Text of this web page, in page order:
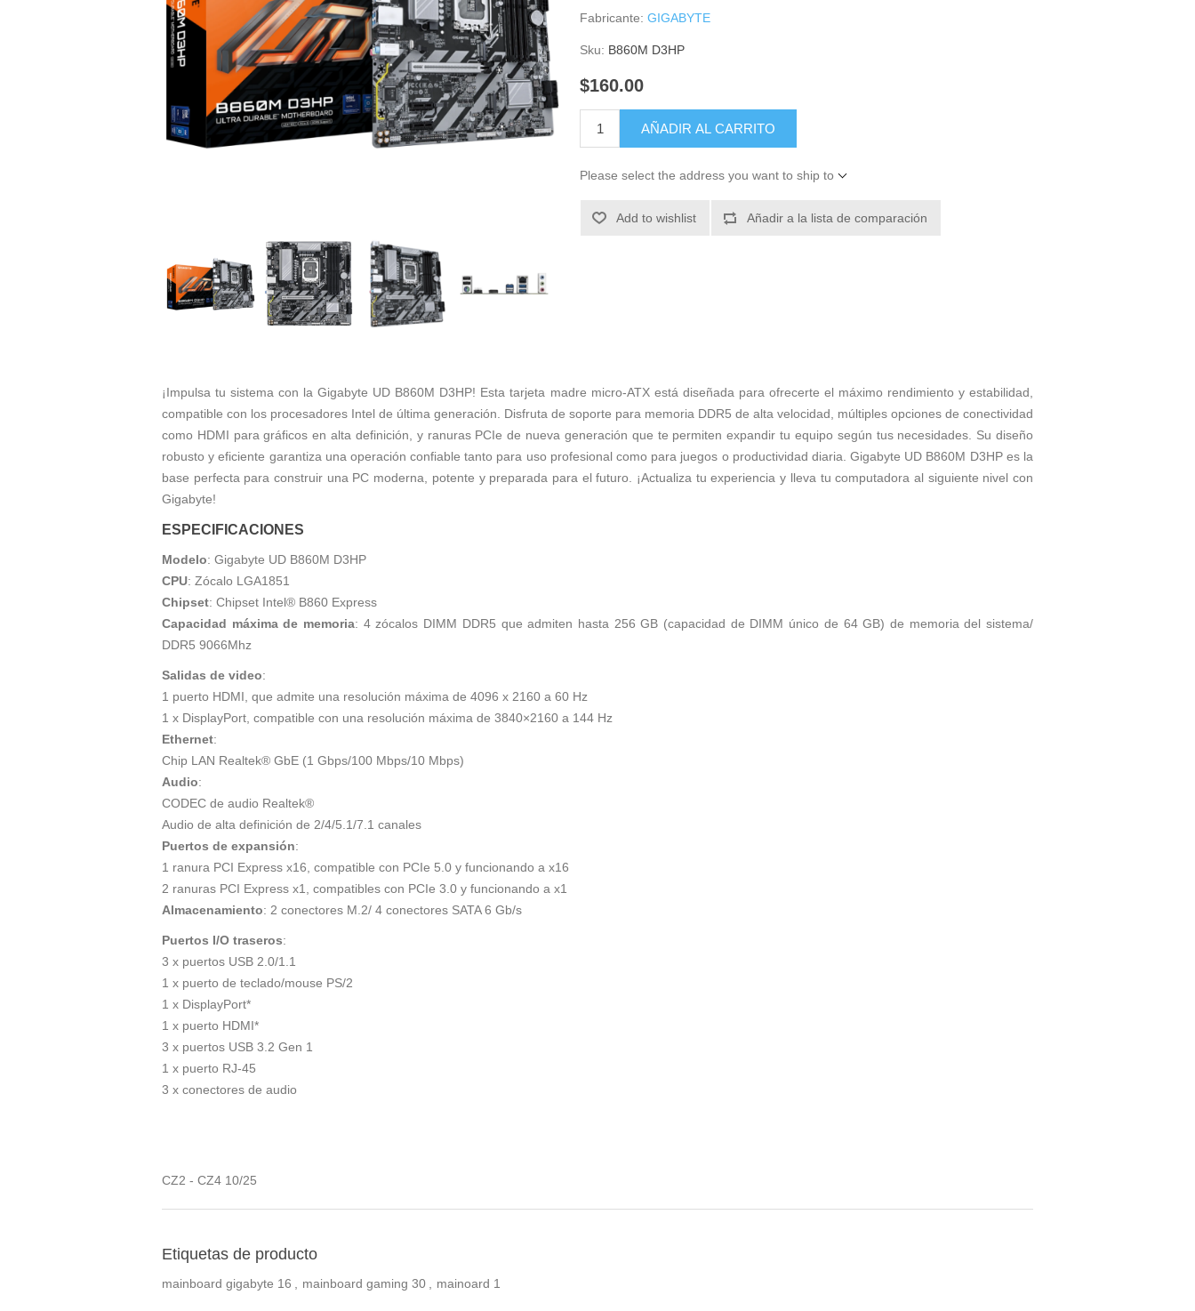
Fabricante: GIGABYTE
Sku: B860M D3HP
$160.00
AÑADIR AL CARRITO
Please select the address you want to ship to
Add to wishlist Añadir a la lista de comparación
¡Impulsa tu sistema con la Gigabyte UD B860M D3HP! Esta tarjeta madre micro-ATX está diseñada para ofrecerte el máximo rendimiento y estabilidad,
compatible con los procesadores Intel de última generación. Disfruta de soporte para memoria DDR5 de alta velocidad, múltiples opciones de conectividad
como HDMI para gráficos en alta definición, y ranuras PCIe de nueva generación que te permiten expandir tu equipo según tus necesidades. Su diseño
robusto y eficiente garantiza una operación confiable tanto para uso profesional como para juegos o productividad diaria. Gigabyte UD B860M D3HP es la
base perfecta para construir una PC moderna, potente y preparada para el futuro. ¡Actualiza tu experiencia y lleva tu computadora al siguiente nivel con
Gigabyte!
ESPECIFICACIONES
Modelo: Gigabyte UD B860M D3HP
CPU: Zócalo LGA1851
Chipset: Chipset Intel® B860 Express
Capacidad máxima de memoria: 4 zócalos DIMM DDR5 que admiten hasta 256 GB (capacidad de DIMM único de 64 GB) de memoria del sistema/
DDR5 9066Mhz
Salidas de video:
1 puerto HDMI, que admite una resolución máxima de 4096 x 2160 a 60 Hz
1 x DisplayPort, compatible con una resolución máxima de 3840×2160 a 144 Hz
Ethernet:
Chip LAN Realtek® GbE (1 Gbps/100 Mbps/10 Mbps)
Audio:
CODEC de audio Realtek®
Audio de alta definición de 2/4/5.1/7.1 canales
Puertos de expansión:
1 ranura PCI Express x16, compatible con PCIe 5.0 y funcionando a x16
2 ranuras PCI Express x1, compatibles con PCIe 3.0 y funcionando a x1
Almacenamiento: 2 conectores M.2/ 4 conectores SATA 6 Gb/s
Puertos I/O traseros:
3 x puertos USB 2.0/1.1
1 x puerto de teclado/mouse PS/2
1 x DisplayPort*
1 x puerto HDMI*
3 x puertos USB 3.2 Gen 1
1 x puerto RJ-45
3 x conectores de audio
CZ2 - CZ4 10/25
Etiquetas de producto
mainboard gigabyte 16 mainboard gaming 30 mainoard 1